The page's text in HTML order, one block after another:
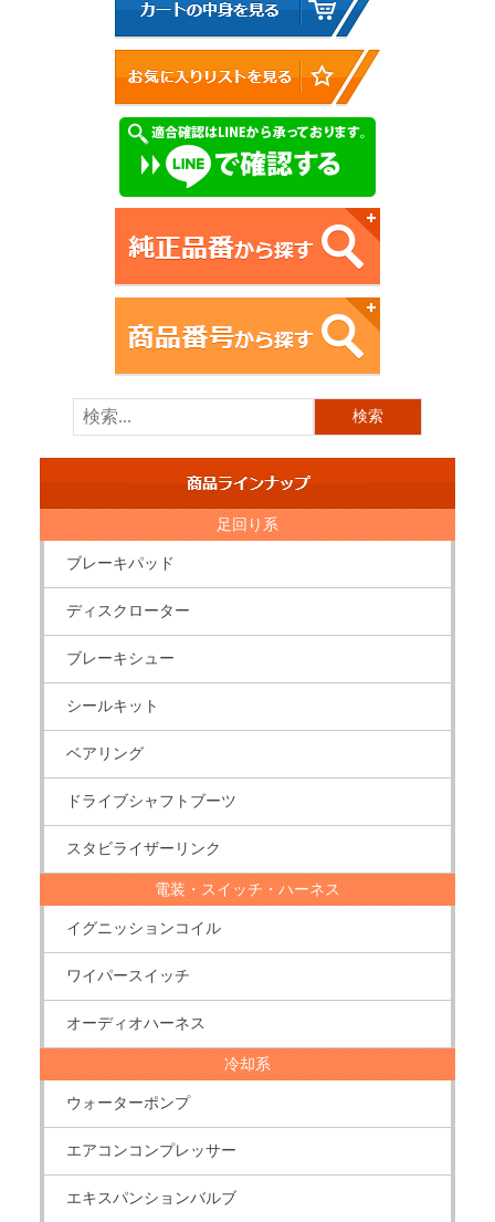
足回り系
ブレーキパッド
ディスクローター
ブレーキシュー
シールキット
ベアリング
ドライブシャフトブーツ
スタビライザーリンク
電装・スイッチ・ハーネス
イグニッションコイル
ワイパースイッチ
オーディオハーネス
冷却系
ウォーターポンプ
エアコンコンプレッサー
エキスパンションバルブ